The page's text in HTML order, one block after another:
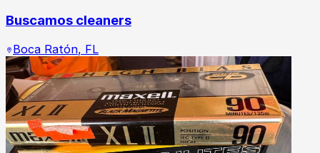
Buscamos cleaners
Boca Ratón, FL